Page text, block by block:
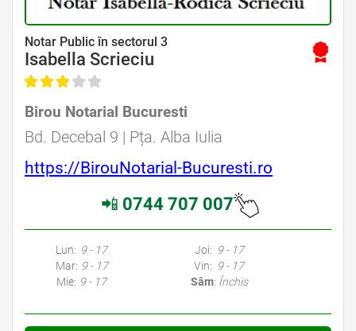
Notar Public în sectorul 3
Isabella Scrieciu
Birou Notarial Bucuresti
Bd. Decebal 9 | Pța. Alba Iulia
https://BirouNotarial-Bucuresti.ro
📲 0744 707 007
Avocati Bucuresti • Cabinete Avocatura Bucuresti • Avocati Specializati Bucuresti • Avocat Bun Bucuresti • Avocat Bucuresti • Bucuresti Avocat • Avocat
Lun: 9 - 17
Mar: 9 - 17
Mie: 9 - 17
Joi: 9 - 17
Vin: 9 - 17
Sâm: Închis